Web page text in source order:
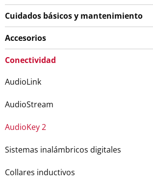
Cuidados básicos y mantenimiento
Accesorios
Conectividad
AudioLink
AudioStream
AudioKey 2
Sistemas inalámbricos digitales
Collares inductivos